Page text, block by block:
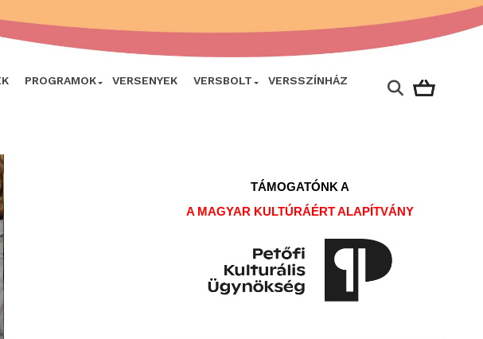
PROGRAMOK VERSENYEK VERSBOLT VERSSZÍNHÁZ
TÁMOGATÓNK A
A MAGYAR KULTÚRÁÉRT ALAPÍTVÁNY